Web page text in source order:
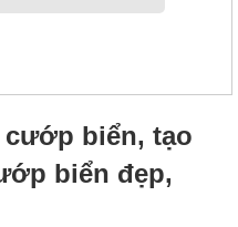
cướp biển, tạo
biển đẹp,